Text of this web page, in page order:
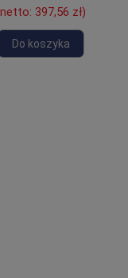
397,56 zł)
Do koszyka